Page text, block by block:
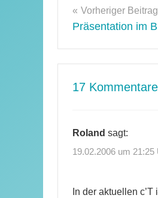
Vorheriger Beitrag
Präsentation im
17 Kommentare
Roland sagt:
19.02.2006 um 21:25
In der aktuellen